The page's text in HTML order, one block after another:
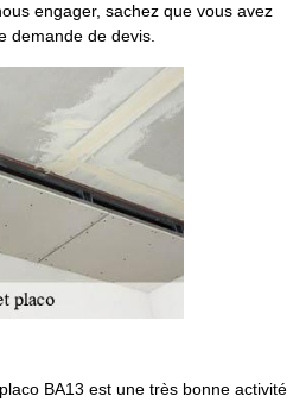
engager, sachez que vous avez
demande de devis.
BA13 est une très bonne activité